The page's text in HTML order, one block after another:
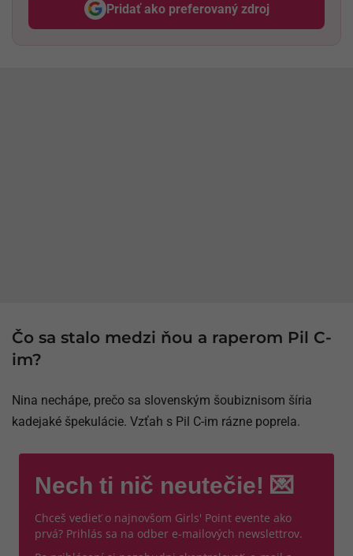
Pridať ako preferovaný zdroj
Odzadu, odkaz sa otvorí v
Čo sa stalo medzi ňou a raperom Pil C-
im?
Nina nechápe, prečo sa slovenským šoubiznisom šíria
kadejaké špekulácie. Vzťah s Pil C-im rázne poprela.
Nech ti nič neutečie! 💌
Chceš vedieť o najnovšom Girls' Point evente ako
prvá? Prihlás sa na odber e-mailových newslettrov.